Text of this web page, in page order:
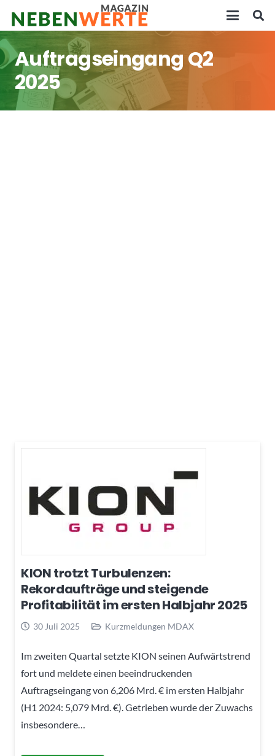
Auftragseingang Q2
2025
KION trotzt Turbulenzen:
Rekordaufträge und steigende
Profitabilität im ersten Halbjahr 2025
30 Juli 2025 Kurzmeldungen MDAX
Im zweiten Quartal setzte KION seinen Aufwärtstrend
fort und meldete einen beeindruckenden
Auftragseingang von 6,206 Mrd. € im ersten Halbjahr
(H1 2024: 5,079 Mrd. €). Getrieben wurde der Zuwachs
insbesondere…